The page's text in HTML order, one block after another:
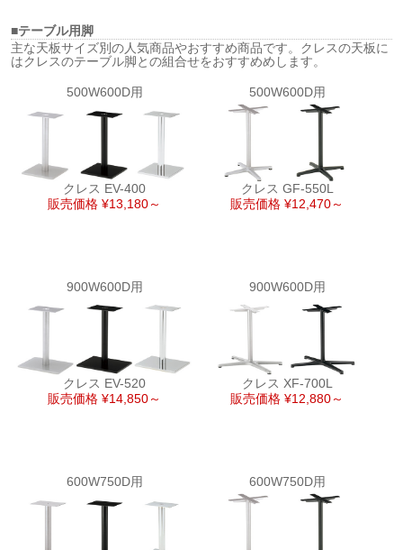
■テーブル用脚
主な天板サイズ別の人気商品やおすすめ商品です。クレスの天板に
はクレスのテーブル脚との組合せをおすすめめします。
500W600D用
クレス EV-400
販売価格 ¥13,180～
500W600D用
クレス GF-550L
販売価格 ¥12,470～
900W600D用
クレス EV-520
販売価格 ¥14,850～
900W600D用
クレス XF-700L
販売価格 ¥12,880～
600W750D用 600W750D用